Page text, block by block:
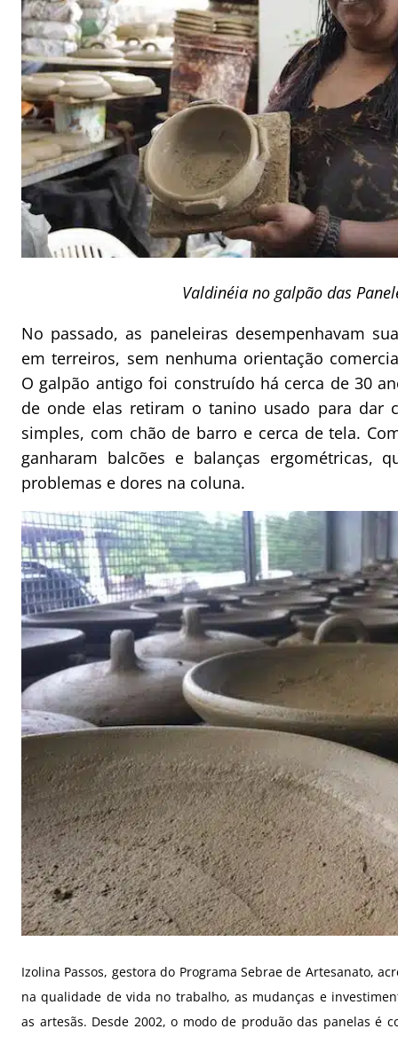
Valdinéia no galpão das
No passado, as paneleiras desempenhavam
em terreiros, sem nenhuma orientação
O galpão antigo foi construído há cerca de 30
de onde elas retiram o tanino usado para dar
simples, com chão de barro e cerca de tela.
ganharam balcões e balanças ergométricas,
problemas e dores na coluna.
Izolina Passos, gestora do Programa Sebrae de Artesanato,
na qualidade de vida no trabalho, as mudanças e
as artesãs. Desde 2002, o modo de produão das panelas é